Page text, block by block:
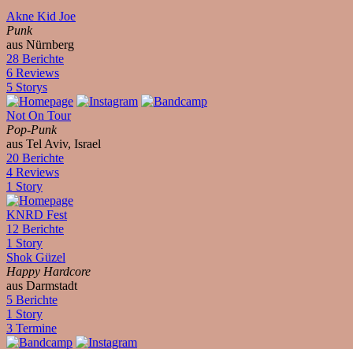
Akne Kid Joe
Punk
aus Nürnberg
28 Berichte
6 Reviews
5 Storys
Not On Tour
Pop-Punk
aus Tel Aviv, Israel
20 Berichte
4 Reviews
1 Story
KNRD Fest
12 Berichte
1 Story
Shok Güzel
Happy Hardcore
aus Darmstadt
5 Berichte
1 Story
3 Termine